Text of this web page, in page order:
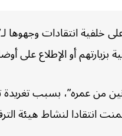
أسبوع؛ على خلفية انتقادات
أو الإطلاع على
من عمره”، بسبب تغريدة